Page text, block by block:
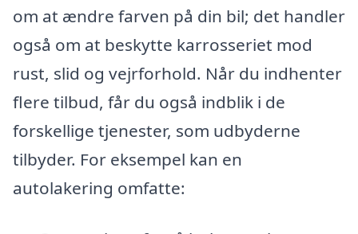
om at ændre farven på din bil; det handler
også om at beskytte karrosseriet mod
rust, slid og vejrforhold. Når du indhenter
flere tilbud, får du også indblik i de
forskellige tjenester, som udbyderne
tilbyder. For eksempel kan en
autolakering omfatte: